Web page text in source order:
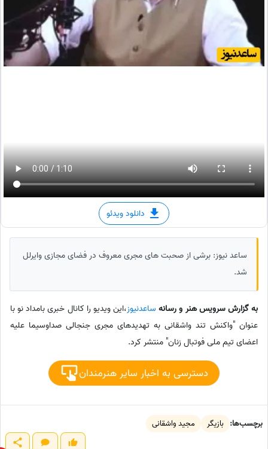
دانلود ویدئو
ساعد نیوز: برشی از صحبت های مجری معروف در فضای مجازی وایرلل
شد.
به گزارش سرویس هنر و رسانه ساعدنیوز،این ویدیو را کانال خبری بامداد نو با
عنوان "واکنش تند واشقانی به تهدیدهای مجری جنجالی صداوسیما علیه
اعضای تیم ملی فوتبال زنان" منتشر کرد.
دسترسی به اخبار سایر هنرمندان
برچسب‌ها: بازیگر مجید واشقانی